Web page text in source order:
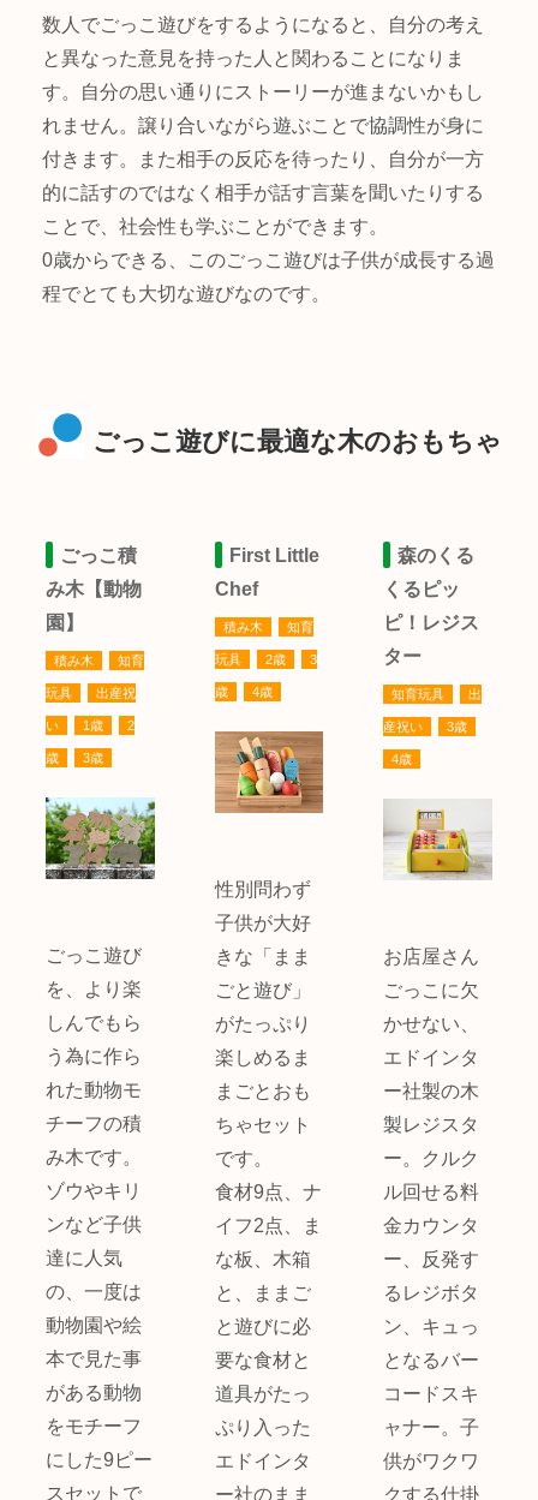
数人でごっこ遊びをするようになると、自分の考え
と異なった意見を持った人と関わることになりま
す。自分の思い通りにストーリーが進まないかもし
れません。譲り合いながら遊ぶことで協調性が身に
付きます。また相手の反応を待ったり、自分が一方
的に話すのではなく相手が話す言葉を聞いたりする
ことで、社会性も学ぶことができます。
0歳からできる、このごっこ遊びは子供が成長する過
程でとても大切な遊びなのです。
ごっこ遊びに最適な木のおもちゃ
ごっこ積
み木【動物
園】
積み木 知育
玩具 出産祝
い 1歳 2
歳 3歳
ごっこ遊び
を、より楽
しんでもら
う為に作ら
れた動物モ
チーフの積
み木です。
ゾウやキリ
ンなど子供
達に人気
の、一度は
動物園や絵
本で見た事
がある動物
をモチーフ
にした9ピー
スセットで
First Little
Chef
積み木 知育
玩具 2歳 3
歳 4歳
性別問わず
子供が大好
きな「まま
ごと遊び」
がたっぷり
楽しめるま
まごとおも
ちゃセット
です。
食材9点、ナ
イフ2点、ま
な板、木箱
と、ままご
と遊びに必
要な食材と
道具がたっ
ぷり入った
エドインタ
ー社のまま
森のくる
くるピッ
ピ！レジス
ター
知育玩具 出
産祝い 3歳
4歳
お店屋さん
ごっこに欠
かせない、
エドインタ
ー社製の木
製レジスタ
ー。クルク
ル回せる料
金カウンタ
ー、反発す
るレジボタ
ン、キュっ
となるバー
コードスキ
ャナー。子
供がワクワ
クする仕掛